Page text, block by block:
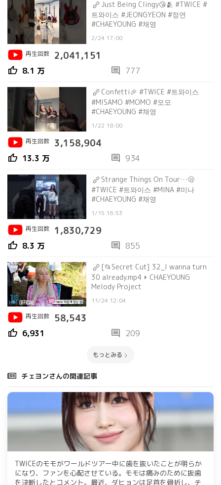
Just Being Clingy😘🫂 #TWICE #
트와이스 #JEONGYEON #정연
#CHAEYOUNG #채영
2/24 17:00
再生回数
2,041,151
thumb_up 8.1 万 comment 777
Confetti🎉 #TWICE #트와이스
#MISAMO #MOMO #모모
#CHAEYOUNG #채영
1/22 18:00
再生回数
3,158,904
thumb_up 13.3 万 comment 934
Strange Things On Tour…🫢
#TWICE #트와이스 #MINA #미나
#CHAEYOUNG #채영
1/15 16:53
再生回数
1,830,729
thumb_up 8.3 万 comment 855
[📂Secret Cut] 32_I wanna turn
30 already.mp4 ⏵ CHAEYOUNG
Melody Project
11/24 12:04
再生回数
58,543
thumb_up 6,931 comment 209
もっとみる
チェヨンさんの関連記事
TWICEのモモがワールドツアー中に歯を抜いたことが明らか
になり、ファンを心配させている。モモは痛みのために抜歯
を決断したとコメント。最近、ダヒョンは足首を骨折し、チ